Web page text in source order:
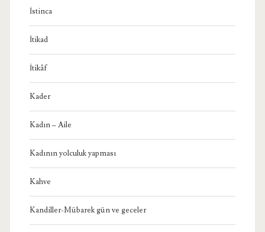
İstinca
İtikad
İtikâf
Kader
Kadın – Aile
Kadının yolculuk yapması
Kahve
Kandiller-Mübarek gün ve geceler